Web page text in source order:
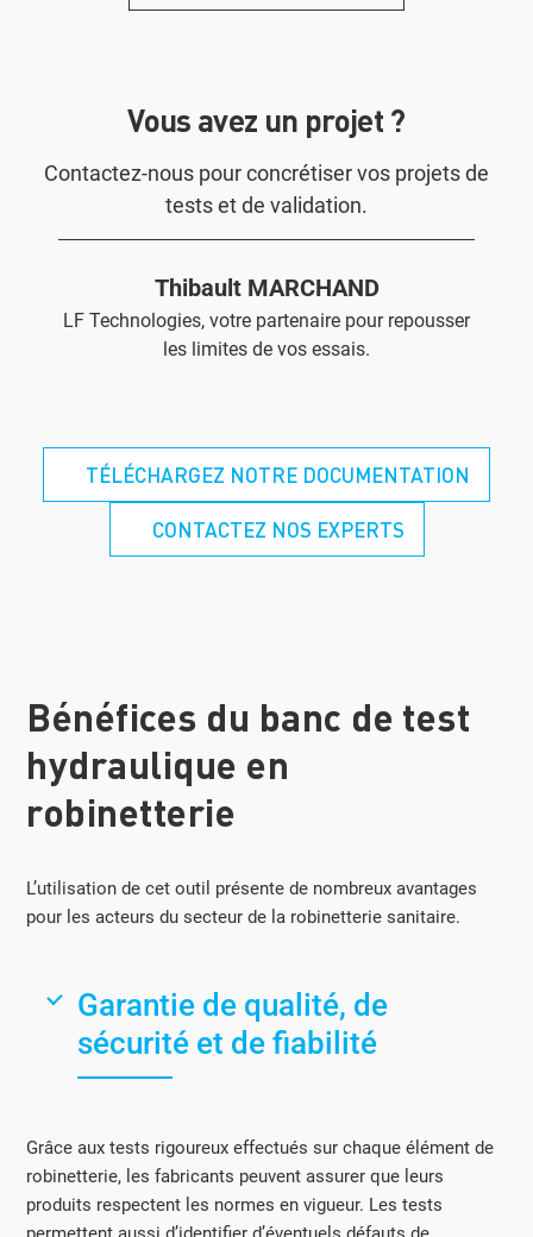
Vous avez un projet ?
Contactez-nous pour concrétiser vos projets de
tests et de validation.
Thibault MARCHAND
LF Technologies, votre partenaire pour repousser
les limites de vos essais.
TÉLÉCHARGEZ NOTRE DOCUMENTATION
CONTACTEZ NOS EXPERTS
Bénéfices du banc de test
hydraulique en
robinetterie
L’utilisation de cet outil présente de nombreux avantages
pour les acteurs du secteur de la robinetterie sanitaire.
Garantie de qualité, de
sécurité et de fiabilité
Grâce aux tests rigoureux effectués sur chaque élément de
robinetterie, les fabricants peuvent assurer que leurs
produits respectent les normes en vigueur. Les tests